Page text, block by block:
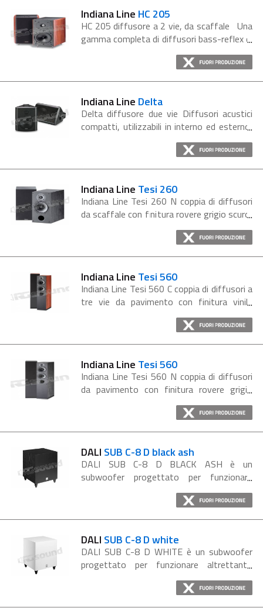
Indiana Line HC 205
HC 205 diffusore a 2 vie, da scaffale Una
gamma completa di diffusori bass-reflex di
nuovissimo progetto, che utilizzano le più
recenti tecnologie per fornire le prestazioni
richieste dalle...
Indiana Line Delta
Delta diffusore due vie Diffusori acustici
compatti, utilizzabili in interno ed esterno,
adatti per impianti hi-fi stereo e home
cinema, effetti surround e sonorizzazione
di ambienti. La loro...
Indiana Line Tesi 260
Indiana Line Tesi 260 N coppia di diffusori
da scaffale con finitura rovere grigio scuro,
caratterizzati dal basso corposo unito ad
una riproduzione della voce naturale e ben
definita. Risposta ai transienti...
Indiana Line Tesi 560
Indiana Line Tesi 560 C coppia di diffusori a
tre vie da pavimento con finitura vinile
rosso ciliegio caratterizzati dalla notevole
capacità dinamica e dalla quantità di basse
frequenze,...
Indiana Line Tesi 560
Indiana Line Tesi 560 N coppia di diffusori
da pavimento con finitura rovere grigio
scuro caratterizzati dalla notevole capacità
dinamica e dalla quantità di basse
frequenze, unite ad...
DALI SUB C-8 D black ash
DALI SUB C-8 D BLACK ASH è un
subwoofer progettato per funzionare
altrettanto bene su musica e film. Finitura
nera. Tutti gli amplificatori nei subwoofer
DALI hanno la resistenza...
DALI SUB C-8 D white
DALI SUB C-8 D WHITE è un subwoofer
progettato per funzionare altrettanto
bene su musica e film. Finitura bianca.
Tutti gli amplificatori nei subwoofer DALI
hanno la resistenza per...